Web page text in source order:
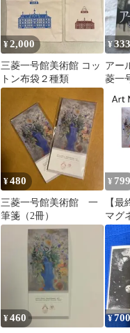
¥2,000
三菱一号館美術館 コッ
トン布袋２種類
¥333
アー
菱一
¥480
三菱一号館美術館 一
筆箋（2冊）
¥ 799
【
マグ
3つ
¥460 ¥700